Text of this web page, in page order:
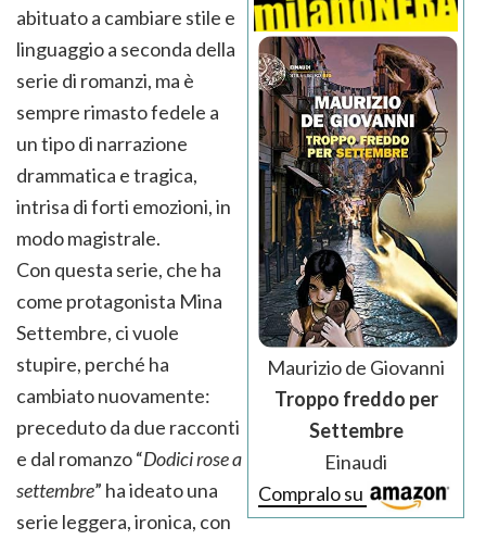
Maurizio de Giovanni
Troppo freddo per
Settembre
Einaudi
Compralo su
abituato a cambiare stile e
linguaggio a seconda della
serie di romanzi, ma è
sempre rimasto fedele a
un tipo di narrazione
drammatica e tragica,
intrisa di forti emozioni, in
modo magistrale.
Con questa serie, che ha
come protagonista Mina
Settembre, ci vuole
stupire, perché ha
cambiato nuovamente:
preceduto da due racconti
e dal romanzo “Dodici rose a
settembre” ha ideato una
serie leggera, ironica, con